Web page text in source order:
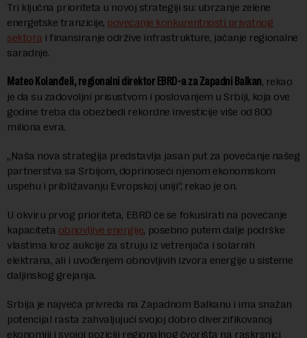
Tri ključna prioriteta u novoj strategiji su: ubrzanje zelene
energetske tranzicije, povećanje konkurentnosti privatnog
sektora i finansiranje održive infrastrukture, jačanje regionalne
saradnje.
Mateo Kolanđeli, regionalni direktor EBRD-a za Zapadni Balkan, rekao
je da su zadovoljni prisustvom i poslovanjem u Srbiji, koja ove
godine treba da obezbedi rekordne investicije više od 800
miliona evra.
„Naša nova strategija predstavlja jasan put za povećanje našeg
partnerstva sa Srbijom, doprinoseći njenom ekonomskom
uspehu i približavanju Evropskoj uniji“, rekao je on.
U okviru prvog prioriteta, EBRD će se fokusirati na povećanje
kapaciteta obnovljive energije, posebno putem dalje podrške
vlastima kroz aukcije za struju iz vetrenjača i solarnih
elektrana, ali i uvođenjem obnovljivih izvora energije u sisteme
daljinskog grejanja.
Srbija je najveća privreda na Zapadnom Balkanu i ima snažan
potencijal rasta zahvaljujući svojoj dobro diverzifikovanoj
ekonomiji i svojoj poziciji regionalnog čvorišta na raskrsnici